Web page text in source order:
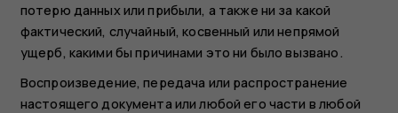
потерю данных или прибыли, а также ни за какой
фактический, случайный, косвенный или непрямой
ущерб, какими бы причинами это ни было вызвано.
Воспроизведение, передача или распространение
настоящего документа или любой его части в любой